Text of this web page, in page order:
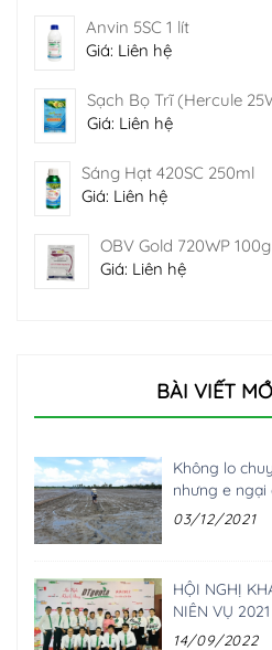
Anvin 5SC 1 lít
Giá: Liên hệ
Sạch Bọ Trĩ (Hercule
Giá: Liên hệ
Sáng Hạt 420SC 250ml
Giá: Liên hệ
OBV Gold 720WP 100g
Giá: Liên hệ
BÀI VIẾT
Không lo
nhưng e ngại
03/12/2021
HỘI NGHỊ
NIÊN VỤ
14/09/2022